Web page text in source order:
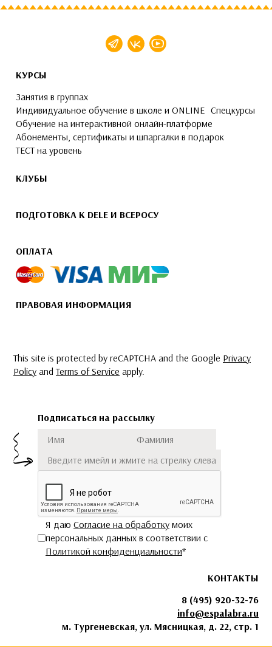
КУРСЫ
Занятия в группах
Индивидуальное обучение в школе и ONLINE Спецкурсы
Обучение на интерактивной онлайн-платформе
Абонементы, сертификаты и шпаргалки в подарок
ТЕСТ на уровень
КЛУБЫ
ПОДГОТОВКА К DELE И ВСЕРОСУ
ОПЛАТА
ПРАВОВАЯ ИНФОРМАЦИЯ
This site is protected by reCAPTCHA and the Google Privacy
Policy andTerms of Service apply.
Подписаться на рассылку
Имя
Фамилия
Я даю Согласие на обработку моих
персональных данных в соответствии с
Политикой конфиденциальности*
Подписаться
КОНТАКТЫ
8 (495) 920-32-76
info@espalabra.ru
м. Тургеневская, ул. Мясницкая, д. 22, стр. 1